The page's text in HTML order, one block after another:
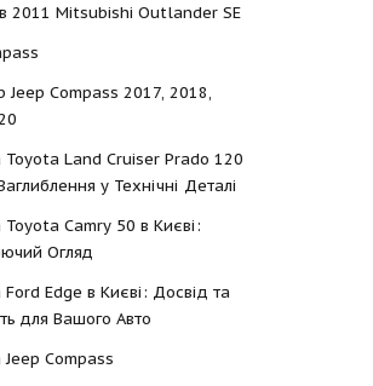
2011 Mitsubishi Outlander SE
Jeep Compass 2017, 2018,
Toyota Land Cruiser Prado 120
у Технічні Деталі
Toyota Camry 50 в Києві:
Огляд
Ford Edge в Києві: Досвід та
для Вашого Авто
Jeep Compass